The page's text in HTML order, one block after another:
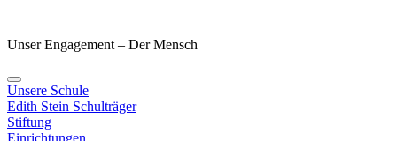
Unser Engagement – Der Mensch
Unsere Schule
Edith Stein Schulträger
Stiftung
Einrichtungen